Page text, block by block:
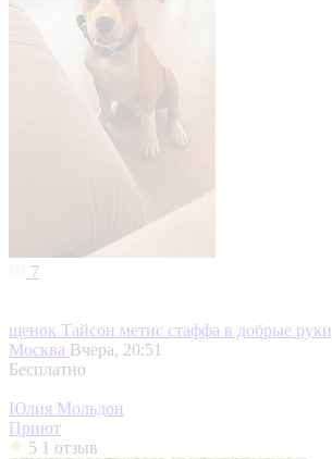
7
щенок Тайсон метис стаффа в добрые руки
Москва Вчера, 20:51
Бесплатно
Юлия Мольдон
Приют
5 1 отзыв